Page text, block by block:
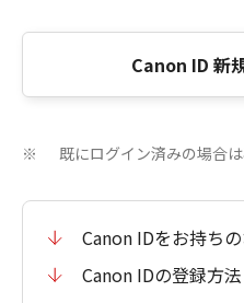
Canon ID 新
※ 既にログイン済みの場合
Canon IDをお持ち
Canon IDの登録方法